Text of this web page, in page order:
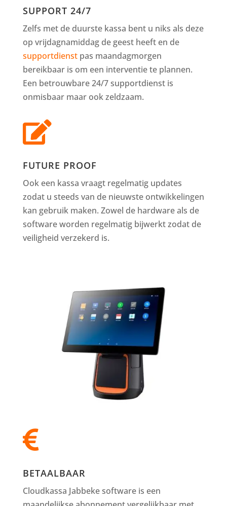
SUPPORT 24/7
Zelfs met de duurste kassa bent u niks als deze
op vrijdagnamiddag de geest heeft en de
supportdienstpas maandagmorgen
bereikbaar is om een interventie te plannen.
Een betrouwbare 24/7 supportdienst is
onmisbaar maar ook zeldzaam.

FUTURE PROOF
Ook een kassa vraagt regelmatig updates
zodat u steeds van de nieuwste ontwikkelingen
kan gebruik maken. Zowel de hardware als de
software worden regelmatig bijwerkt zodat de
veiligheid verzekerd is.

BETAALBAAR
Cloudkassa Jabbeke software is een